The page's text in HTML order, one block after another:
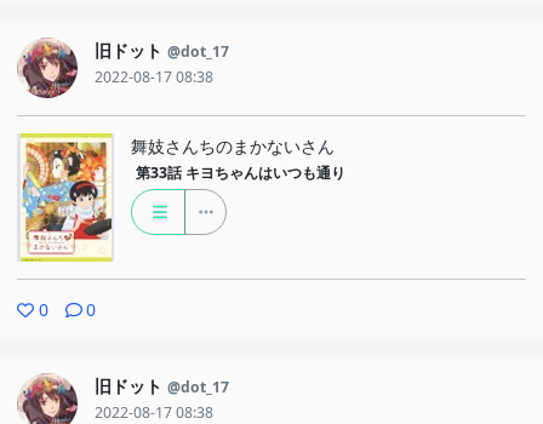
旧ドット @dot_17
2022-08-17 08:38
舞妓さんちのまかないさん
第33話 キヨちゃんはいつも通り
0 0
旧ドット @dot_17
2022-08-17 08:38